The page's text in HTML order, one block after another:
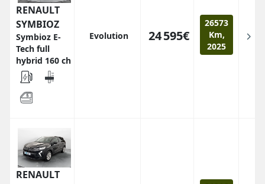
RENAULT
SYMBIOZ
Symbioz E-
Tech full
hybrid 160 ch
Evolution 24 595€
26573
Km,
2025
RENAULT